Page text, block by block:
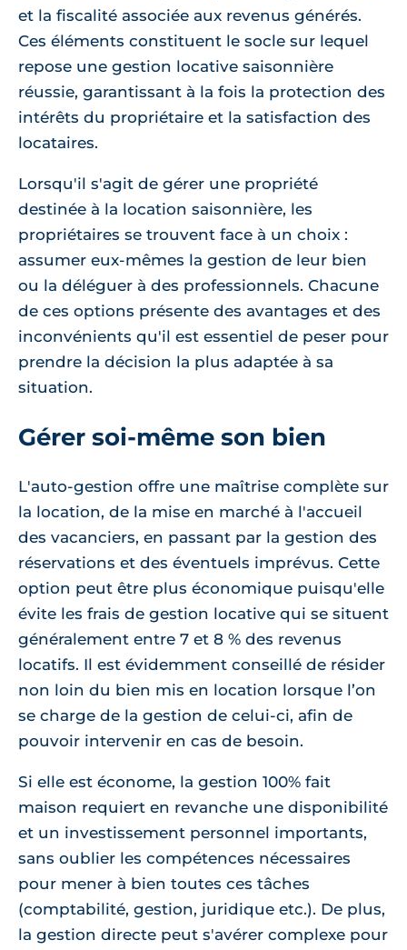
et la fiscalité associée aux revenus générés.
Ces éléments constituent le socle sur lequel
repose une gestion locative saisonnière
réussie, garantissant à la fois la protection des
intérêts du propriétaire et la satisfaction des
locataires.
Lorsqu'il s'agit de gérer une propriété
destinée à la location saisonnière, les
propriétaires se trouvent face à un choix :
assumer eux-mêmes la gestion de leur bien
ou la déléguer à des professionnels. Chacune
de ces options présente des avantages et des
inconvénients qu'il est essentiel de peser pour
prendre la décision la plus adaptée à sa
situation.
Gérer soi-même son bien
L'auto-gestion offre une maîtrise complète sur
la location, de la mise en marché à l'accueil
des vacanciers, en passant par la gestion des
réservations et des éventuels imprévus. Cette
option peut être plus économique puisqu'elle
évite les frais de gestion locative qui se situent
généralement entre 7 et 8 % des revenus
locatifs. Il est évidemment conseillé de résider
non loin du bien mis en location lorsque l’on
se charge de la gestion de celui-ci, afin de
pouvoir intervenir en cas de besoin.
Si elle est économe, la gestion 100% fait
maison requiert en revanche une disponibilité
et un investissement personnel importants,
sans oublier les compétences nécessaires
pour mener à bien toutes ces tâches
(comptabilité, gestion, juridique etc.). De plus,
la gestion directe peut s'avérer complexe pour